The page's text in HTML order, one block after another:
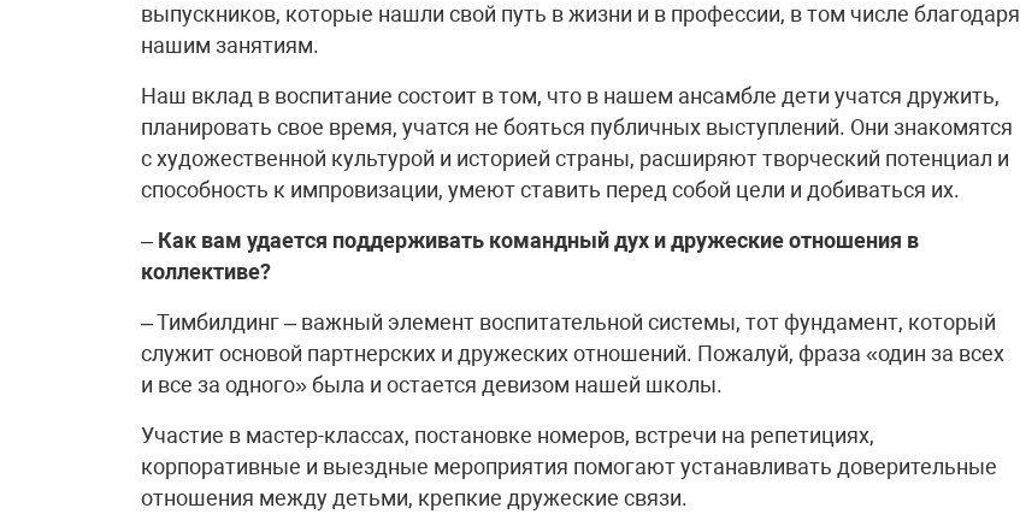
выпускников, которые нашли свой путь в жизни и в профессии, в том числе благодаря
нашим занятиям.
Наш вклад в воспитание состоит в том, что в нашем ансамбле дети учатся дружить,
планировать свое время, учатся не бояться публичных выступлений. Они знакомятся
с художественной культурой и историей страны, расширяют творческий потенциал и
способность к импровизации, умеют ставить перед собой цели и добиваться их.
– Как вам удается поддерживать командный дух и дружеские отношения в
коллективе?
– Тимбилдинг – важный элемент воспитательной системы, тот фундамент, который
служит основой партнерских и дружеских отношений. Пожалуй, фраза «один за всех
и все за одного» была и остается девизом нашей школы.
Участие в мастер-классах, постановке номеров, встречи на репетициях,
корпоративные и выездные мероприятия помогают устанавливать доверительные
отношения между детьми, крепкие дружеские связи.